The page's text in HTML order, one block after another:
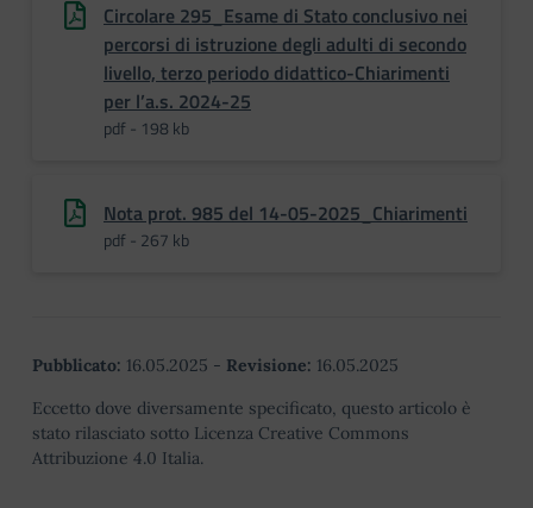
Circolare 295_Esame di Stato conclusivo nei
percorsi di istruzione degli adulti di secondo
livello, terzo periodo didattico-Chiarimenti
per l’a.s. 2024-25
pdf - 198 kb
Nota prot. 985 del 14-05-2025_Chiarimenti
pdf - 267 kb
Pubblicato: 16.05.2025 - Revisione: 16.05.2025
Eccetto dove diversamente specificato, questo articolo è
stato rilasciato sotto Licenza Creative Commons
Attribuzione 4.0 Italia.